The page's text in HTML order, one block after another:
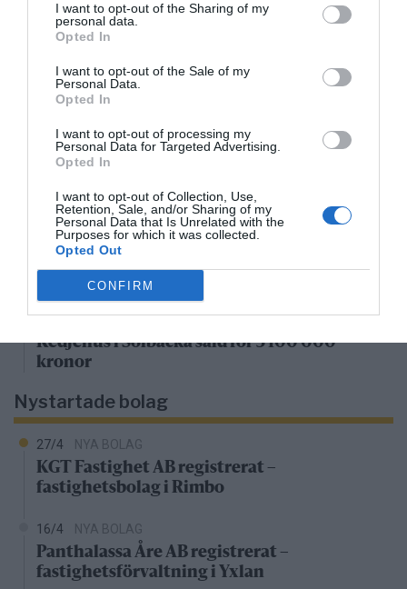
I want to opt-out of the Sharing of my
personal data.
Opted In
I want to opt-out of the Sale of my
Personal Data.
Opted In
I want to opt-out of processing my
Personal Data for Targeted Advertising.
Opted In
I want to opt-out of Collection, Use,
Retention, Sale, and/or Sharing of my
Personal Data that Is Unrelated with the
Purposes for which it was collected.
Opted Out
CONFIRM
28/4 FASTIGHETSKÖP
Fritidshus på Vätö såld för 1 895 000 kronor
20/4 FASTIGHETSKÖP
Lägenhet på Grossgärdet såld för 1 550 000
kronor
FASTIGHETSKÖP
Lägenhet i Färsna såld för 2 100 000 kronor
FASTIGHETSKÖP
Lägenhet i Gransäter såld för 1 150 000
kronor
4/4 FASTIGHETSKÖP
Kedjehus i Solbacka såld för 3 100 000
kronor
Nystartade bolag
27/4 NYA BOLAG
KGT Fastighet AB registrerat –
fastighetsbolag i Rimbo
16/4 NYA BOLAG
Panthalassa Åre AB registrerat –
fastighetsförvaltning i Yxlan